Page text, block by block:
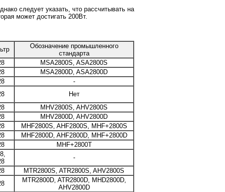
следует указать, что рассчитывать на
может достигать 200Вт.
Обозначение промышленного
стандарта
MSA2800S, ASA2800S
MSA2800D, ASA2800D
-
Нет
MHV2800S, AHV2800S
MHV2800D, AHV2800D
MHF2800S, AHF2800S, MHF+2800S
MHF2800D, AHF2800D, MHF+2800D
MHF+2800T
-
MTR2800S, ATR2800S, AHV2800S
MTR2800D, ATR2800D, MHD2800D,
AHV2800D